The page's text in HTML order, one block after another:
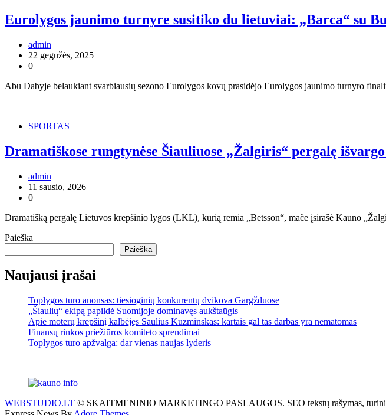
Eurolygos jaunimo turnyre susitiko du lietuviai: „Barca“ su
admin
22 gegužės, 2025
0
Abu Dabyje belaukiant svarbiausių sezono Eurolygos kovų prasidėjo Eurolygos jaunimo turnyro
SPORTAS
Dramatiškose rungtynėse Šiauliuose „Žalgiris“ pergalę
admin
11 sausio, 2026
0
Dramatišką pergalę Lietuvos krepšinio lygos (LKL), kurią remia „Betsson“, mače įsirašė Kauno
Paieška
Paieška
Naujausi įrašai
Toplygos turo anonsas: tiesioginių konkurentų dvikova Gargžduose
„Šiaulių“ ekipą papildė Suomijoje dominavęs aukštaūgis
Apie moterų krepšinį kalbėjęs Saulius Kuzminskas: kartais gal tas darbas yra nematomas
Finansų rinkos priežiūros komiteto sprendimai
Toplygos turo apžvalga: dar vienas naujas lyderis
WEBSTUDIO.LT © SKAITMENINIO MARKETINGO PASLAUGOS. SEO tekstų rašymas, turinio